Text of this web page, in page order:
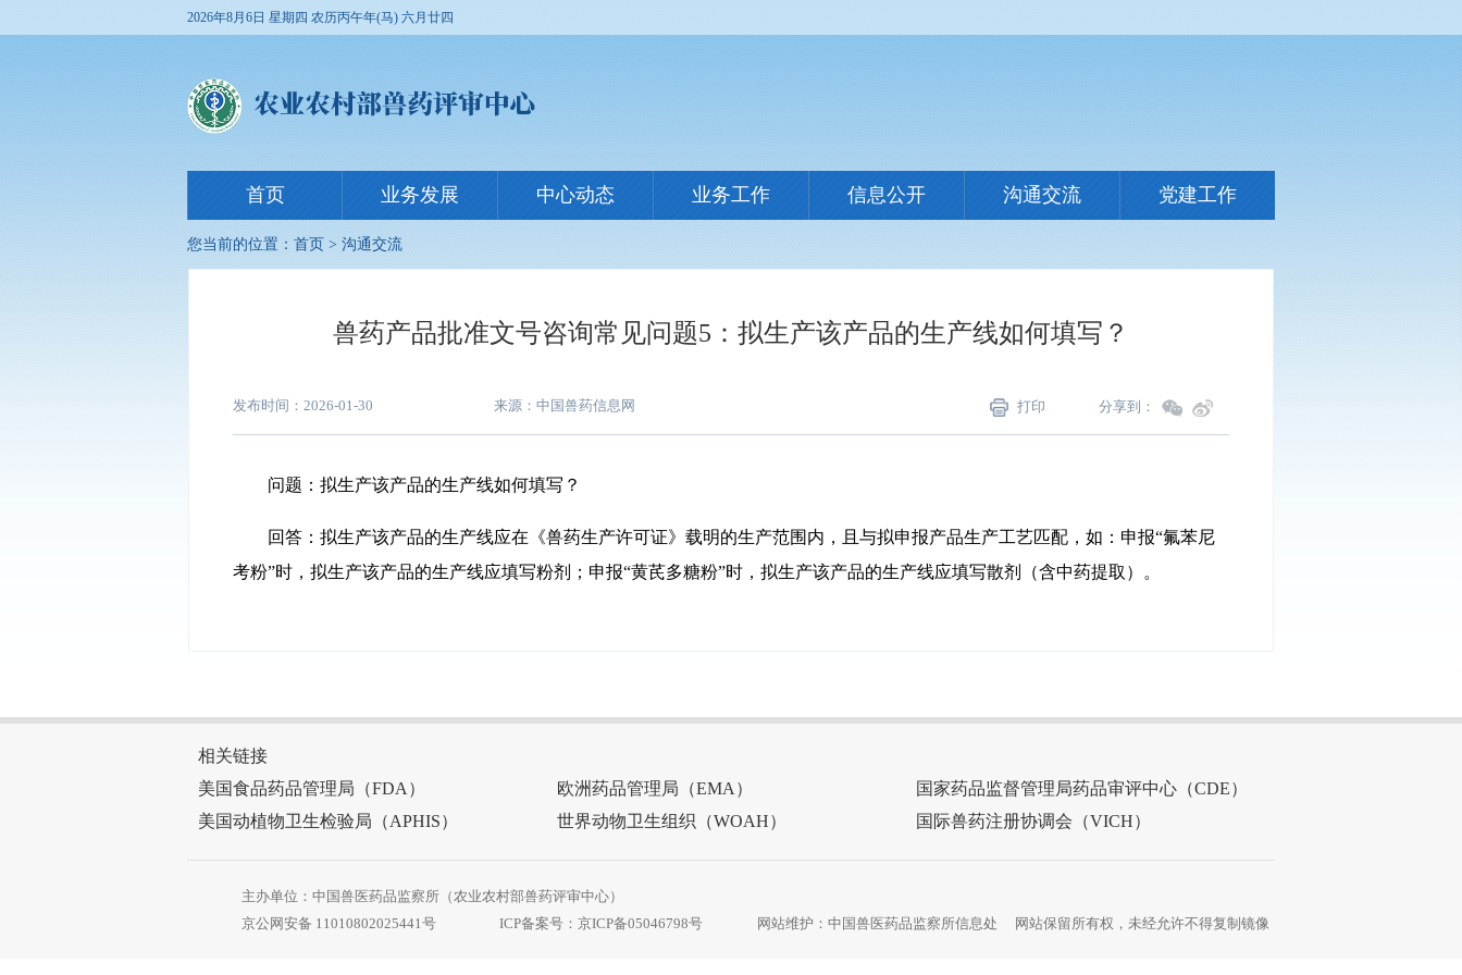
2026年8月6日 星期四 农历丙午年(马) 六月廿四
首页 业务发展 中心动态 业务工作 信息公开 沟通交流 党建工作
您当前的位置： 首页 > 沟通交流
兽药产品批准文号咨询常见问题5：拟生产该产品的生产线如何填写？
发布时间：2026-01-30 来源：中国兽药信息网 分享到：
打印
问题：拟生产该产品的生产线如何填写？
回答：拟生产该产品的生产线应在《兽药生产许可证》载明的生产范围内，且与拟申报产品生产工艺匹配，如：申报“氟苯尼
考粉”时，拟生产该产品的生产线应填写粉剂；申报“黄芪多糖粉”时，拟生产该产品的生产线应填写散剂（含中药提取）。
相关链接
美国食品药品管理局（FDA）
欧洲药品管理局（EMA）
国家药品监督管理局药品审评中心（CDE）
美国动植物卫生检验局（APHIS）
世界动物卫生组织（WOAH） 国际兽药注册协调会（VICH）
主办单位：中国兽医药品监察所（农业农村部兽药评审中心）
京公网安备 11010802025441号 ICP备案号： 京ICP备05046798号 网站维护：中国兽医药品监察所信息处 网站保留所有权，未经允许不得复制镜像